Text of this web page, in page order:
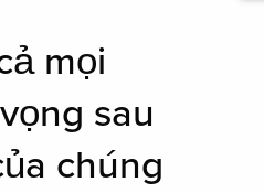
mọi
sau
chúng